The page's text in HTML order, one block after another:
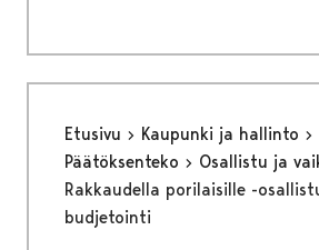
Etusivu
Kaupunki ja hallinto
Päätöksenteko
Osallistu ja
Rakkaudella porilaisille -
budjetointi